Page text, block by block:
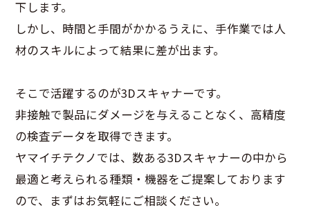
下します。
しかし、時間と手間がかかるうえに、手作業では人
材のスキルによって結果に差が出ます。
そこで活躍するのが3Dスキャナーです。
非接触で製品にダメージを与えることなく、高精度
の検査データを取得できます。
ヤマイチテクノでは、数ある3Dスキャナーの中から
最適と考えられる種類・機器をご提案しております
ので、まずはお気軽にご相談ください。